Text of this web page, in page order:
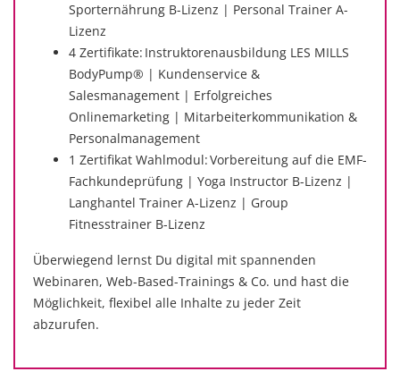
Sporternährung B-Lizenz | Personal Trainer A-
Lizenz
4 Zertifikate: Instruktorenausbildung LES MILLS
BodyPump® | Kundenservice &
Salesmanagement | Erfolgreiches
Onlinemarketing | Mitarbeiterkommunikation &
Personalmanagement
1 Zertifikat Wahlmodul: Vorbereitung auf die EMF-
Fachkundeprüfung | Yoga Instructor B-Lizenz |
Langhantel Trainer A-Lizenz | Group
Fitnesstrainer B-Lizenz
Überwiegend lernst Du digital mit spannenden
Webinaren, Web-Based-Trainings & Co. und hast die
Möglichkeit, flexibel alle Inhalte zu jeder Zeit
abzurufen.